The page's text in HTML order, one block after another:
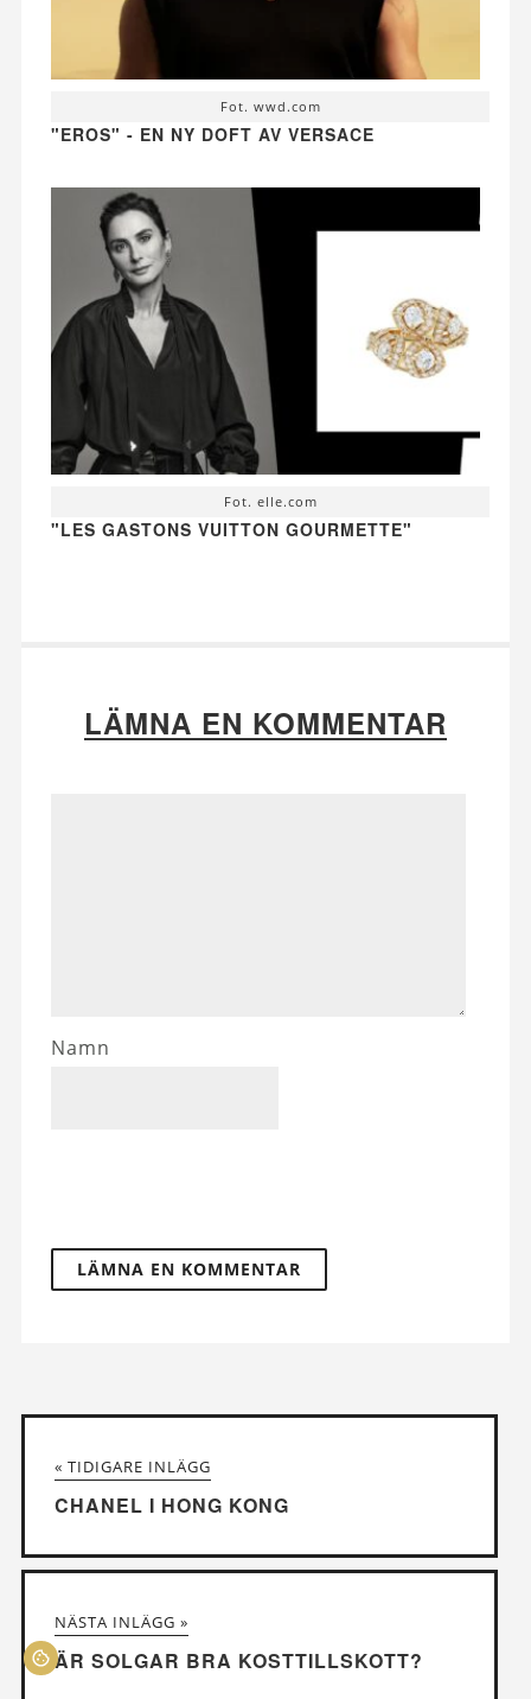
Fot. wwd.com
"EROS" - EN NY DOFT AV VERSACE
Fot. elle.com
"LES GASTONS VUITTON GOURMETTE"
LÄMNA EN KOMMENTAR
Namn
« TIDIGARE INLÄGG
CHANEL I HONG KONG
NÄSTA INLÄGG »
ÄR SOLGAR BRA KOSTTILLSKOTT?